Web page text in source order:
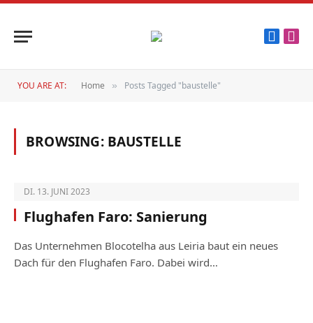
YOU ARE AT: Home » Posts Tagged "baustelle"
BROWSING: BAUSTELLE
DI. 13. JUNI 2023
Flughafen Faro: Sanierung
Das Unternehmen Blocotelha aus Leiria baut ein neues
Dach für den Flughafen Faro. Dabei wird…